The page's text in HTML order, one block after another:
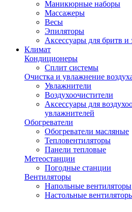
Маникюрные наборы
Массажеры
Весы
Эпиляторы
Аксессуары для бритв и
Климат
Кондиционеры
Сплит системы
Очистка и увлажнение
Увлажнители
Воздухоочистители
Аксессуары для
увлажнителей
Обогреватели
Обогреватели масляные
Тепловентиляторы
Панели тепловые
Метеостанции
Погодные станции
Вентиляторы
Напольные вентиляторы
Настольные